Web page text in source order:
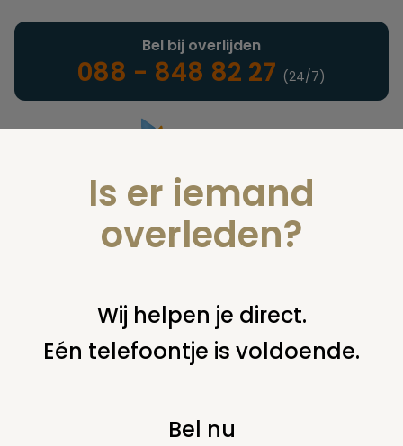
Landelijke uitvaartonderneming
Bel bij overlijden
088 - 848 82 27 (24/7)
U bent hier: home nieuws & agenda nieuws
Nieuws MAART 2020
Is er iemand
overleden?
Wij helpen je direct.
Eén telefoontje is voldoende.
Bel nu